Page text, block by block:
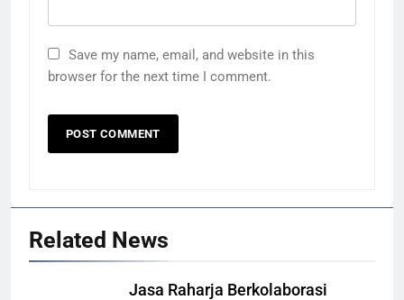
Save my name, email, and website in this
browser for the next time I comment.
Related News
Jasa Raharja Berkolaborasi